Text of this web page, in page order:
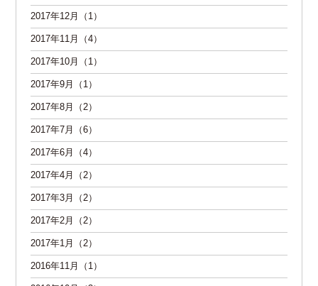
2017年12月（1）
2017年11月（4）
2017年10月（1）
2017年9月（1）
2017年8月（2）
2017年7月（6）
2017年6月（4）
2017年4月（2）
2017年3月（2）
2017年2月（2）
2017年1月（2）
2016年11月（1）